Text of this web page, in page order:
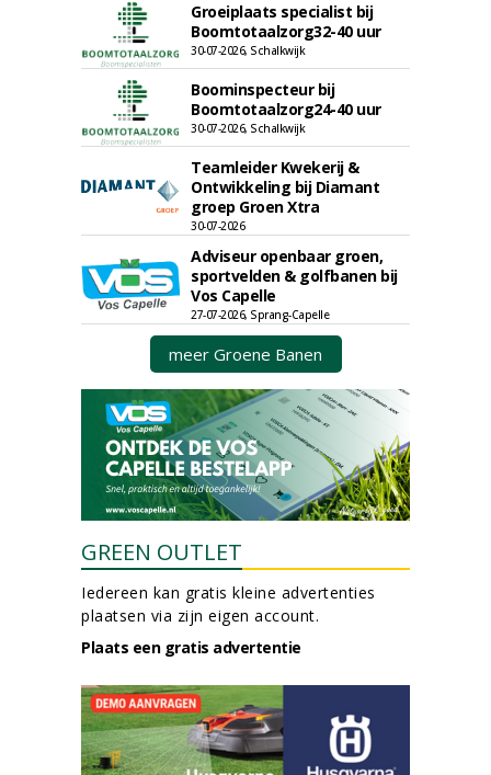
Groeiplaats specialist bij
Boomtotaalzorg32-40 uur
30-07-2026, Schalkwijk
Boominspecteur bij
Boomtotaalzorg24-40 uur
30-07-2026, Schalkwijk
Teamleider Kwekerij &
Ontwikkeling bij Diamant
groep Groen Xtra
30-07-2026
Adviseur openbaar groen,
sportvelden & golfbanen bij
Vos Capelle
27-07-2026, Sprang-Capelle
meer Groene Banen
GREEN OUTLET
Iedereen kan gratis kleine advertenties
plaatsen via zijn eigen account.
Plaats een gratis advertentie